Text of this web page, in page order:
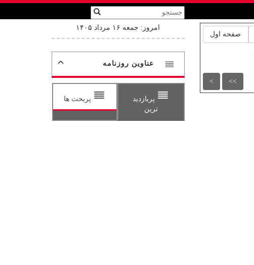
صفحه اول
>>
>
امروز: جمعه ۱۶ مرداد ۱۴۰۵
عناوین روزنامه
پربازدید
ترین
پربحث ها